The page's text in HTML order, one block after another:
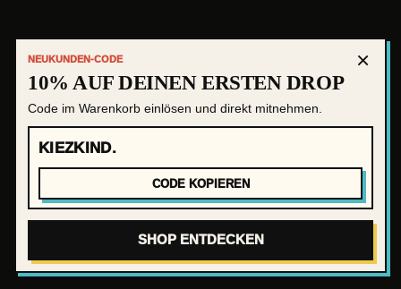
×
NEUKUNDEN-CODE
10% AUF DEINEN ERSTEN DROP
Code im Warenkorb einlösen und direkt mitnehmen.
KIEZKIND.
CODE KOPIEREN
SHOP ENTDECKEN